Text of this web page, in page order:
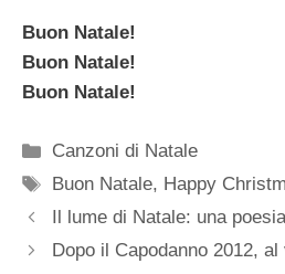
Buon Natale!
Buon Natale!
Buon Natale!
Categorie
Canzoni di Natale
Tag
Buon Natale, Happy
Il lume di Natale: una
Dopo il Capodanno 2012,